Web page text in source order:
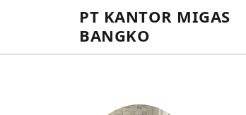
PT KANTOR MIGAS
BANGKO